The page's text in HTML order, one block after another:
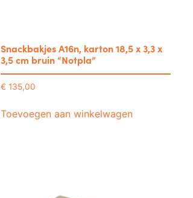
Snackbakjes A16n, karton 18,5 x 3,3 x
3,5 cm bruin “Notpla”
€ 135,00
Toevoegen aan winkelwagen